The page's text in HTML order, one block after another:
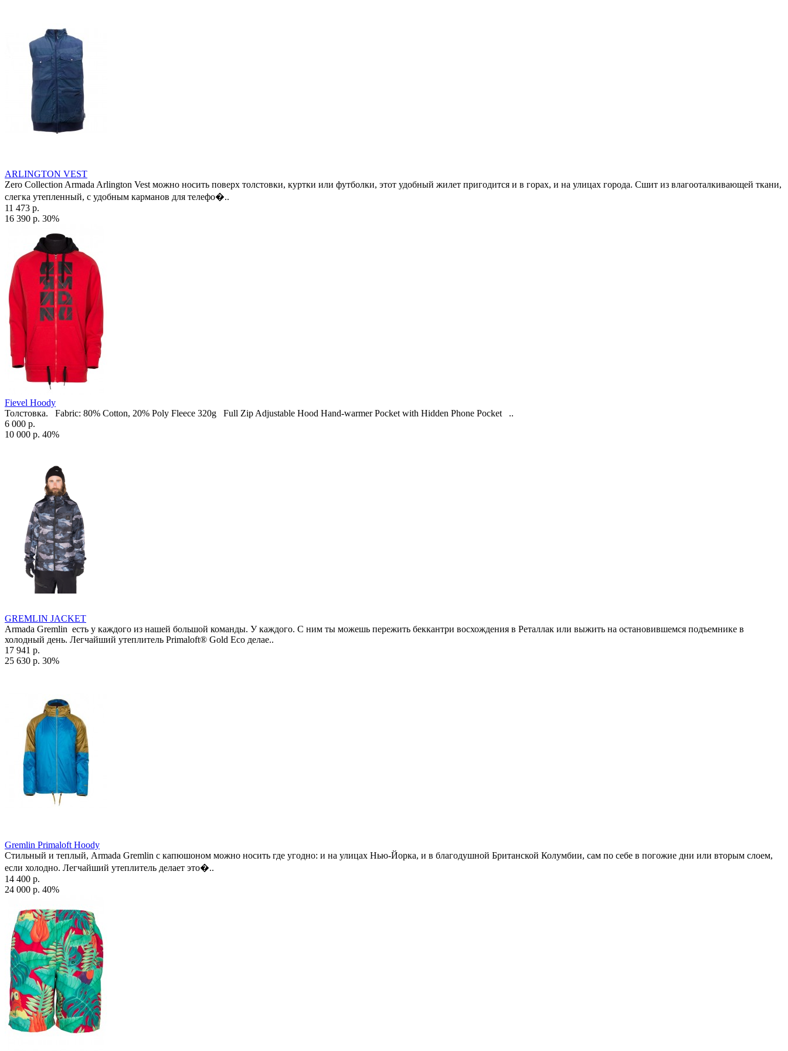
ARLINGTON VEST
Zero Collection Armada Arlington Vest можно носить поверх толстовки, куртки или футболки, этот удобный жилет пригодится и в горах, и на улицах города. Сшит из влагооталкивающей ткани,
слегка утепленный, с удобным карманов для телефо�..
11 473 р.
16 390 р. 30%
Fievel Hoody
Толстовка. Fabric: 80% Cotton, 20% Poly Fleece 320g Full Zip Adjustable Hood Hand-warmer Pocket with Hidden Phone Pocket ..
6 000 р.
10 000 р. 40%
GREMLIN JACKET
Armada Gremlin есть у каждого из нашей большой команды. У каждого. С ним ты можешь пережить беккантри восхождения в Реталлак или выжить на остановившемся подъемнике в
холодный день. Легчайший утеплитель Primaloft® Gold Eco делае..
17 941 р.
25 630 р. 30%
Gremlin Primaloft Hoody
Стильный и теплый, Armada Gremlin с капюшоном можно носить где угодно: и на улицах Нью-Йорка, и в благодушной Британской Колумбии, сам по себе в погожие дни или вторым слоем,
если холодно. Легчайший утеплитель делает это�..
14 400 р.
24 000 р. 40%